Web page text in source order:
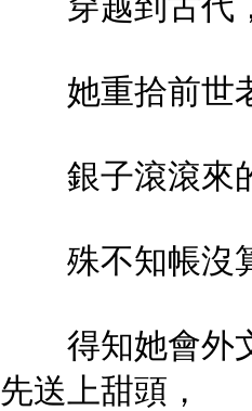
她重拾前世老
銀子滾滾來的
殊不知帳沒算
得知她會外文
先送上甜頭，